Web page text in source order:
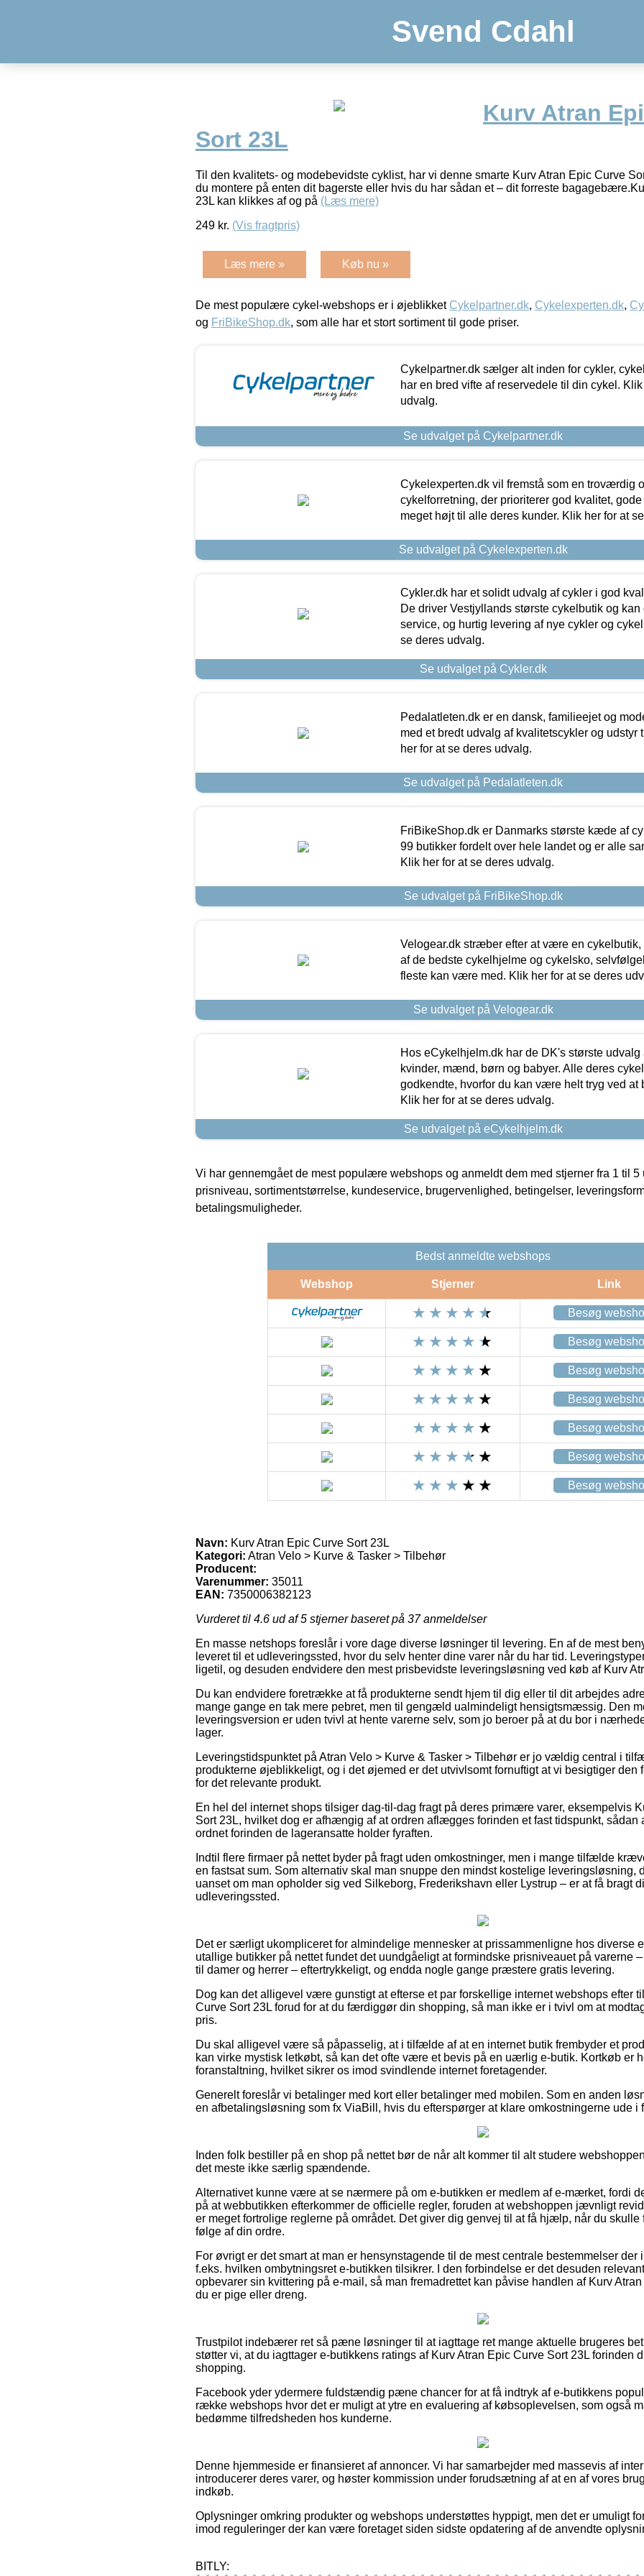
Svend Cdahl
Kurv Atran
Sort 23L
Til den kvalitets- og modebevidste cyklist, har vi denne smarte Kurv Atran Epic Curve
du montere på enten dit bagerste eller hvis du har sådan et – dit forreste
23L kan klikkes af og på (Læs mere)
249 kr. (Vis fragtpris)
Læs mere » Køb nu »
De mest populære cykel-webshops er i øjeblikket Cykelpartner.dk, Cykelexperten.dk,
og FriBikeShop.dk, som alle har et stort sortiment til gode priser.
Cykelpartner.dk sælger alt inden for cykler,
har en bred vifte af reservedele til din cykel.
udvalg.
Se udvalget på Cykelpartner.dk
Cykelexperten.dk vil fremstå som en troværdig
cykelforretning, der prioriterer god kvalitet,
meget højt til alle deres kunder. Klik her for at
Se udvalget på Cykelexperten.dk
Cykler.dk har et solidt udvalg af cykler i god
De driver Vestjyllands største cykelbutik og kan
service, og hurtig levering af nye cykler og
se deres udvalg.
Se udvalget på Cykler.dk
Pedalatleten.dk er en dansk, familieejet og
med et bredt udvalg af kvalitetscykler og udstyr
her for at se deres udvalg.
Se udvalget på Pedalatleten.dk
FriBikeShop.dk er Danmarks største kæde af
99 butikker fordelt over hele landet og er alle
Klik her for at se deres udvalg.
Se udvalget på FriBikeShop.dk
Velogear.dk stræber efter at være en cykelbutik,
af de bedste cykelhjelme og cykelsko,
fleste kan være med. Klik her for at se deres
Se udvalget på Velogear.dk
Hos eCykelhjelm.dk har de DK's største udvalg
kvinder, mænd, børn og babyer. Alle deres
godkendte, hvorfor du kan være helt tryg ved at
Klik her for at se deres udvalg.
Se udvalget på eCykelhjelm.dk
Vi har gennemgået de mest populære webshops og anmeldt dem med stjerner fra 1 til 5
prisniveau, sortimentstørrelse, kundeservice, brugervenlighed, betingelser,
betalingsmuligheder.
Bedst anmeldte webshops
Webshop Stjerner Link
Besøg
Besøg
Besøg
Besøg
Besøg
Besøg
Besøg
Navn: Kurv Atran Epic Curve Sort 23L
Kategori: Atran Velo > Kurve & Tasker > Tilbehør
Producent:
Varenummer: 35011
EAN: 7350006382123
Vurderet til 4.6 ud af 5 stjerner baseret på 37anmeldelser
En masse netshops foreslår i vore dage diverse løsninger til levering. En af de mest
leveret til et udleveringssted, hvor du selv henter dine varer når du har tid.
ligetil, og desuden endvidere den mest prisbevidste leveringsløsning ved køb af Kurv
Du kan endvidere foretrække at få produkterne sendt hjem til dig eller til dit arbejdes
mange gange en tak mere pebret, men til gengæld ualmindeligt hensigtsmæssig. Den
leveringsversion er uden tvivl at hente varerne selv, som jo beroer på at du bor i
lager.
Leveringstidspunktet på Atran Velo > Kurve & Tasker > Tilbehør er jo vældig central i
produkterne øjeblikkeligt, og i det øjemed er det utvivlsomt fornuftigt at vi besigtiger den
for det relevante produkt.
En hel del internet shops tilsiger dag-til-dag fragt på deres primære varer, eksempelvis
Sort 23L, hvilket dog er afhængig af at ordren aflægges forinden et fast tidspunkt, sådan
ordnet forinden de lageransatte holder fyraften.
Indtil flere firmaer på nettet byder på fragt uden omkostninger, men i mange tilfælde
en fastsat sum. Som alternativ skal man snuppe den mindst kostelige leveringsløsning,
uanset om man opholder sig ved Silkeborg, Frederikshavn eller Lystrup – er at få bragt
udleveringssted.
Det er særligt ukompliceret for almindelige mennesker at prissammenligne hos diverse
utallige butikker på nettet fundet det uundgåeligt at formindske prisniveauet på varerne
til damer og herrer – eftertrykkeligt, og endda nogle gange præstere gratis levering.
Dog kan det alligevel være gunstigt at efterse et par forskellige internet webshops efter
Curve Sort 23L forud for at du færdiggør din shopping, så man ikke er i tvivl om at
pris.
Du skal alligevel være så påpasselig, at i tilfælde af at en internet butik frembyder et
kan virke mystisk letkøbt, så kan det ofte være et bevis på en uærlig e-butik. Kortkøb er
foranstaltning, hvilket sikrer os imod svindlende internet foretagender.
Generelt foreslår vi betalinger med kort eller betalinger med mobilen. Som en anden
en afbetalingsløsning som fx ViaBill, hvis du efterspørger at klare omkostningerne ude i
Inden folk bestiller på en shop på nettet bør de når alt kommer til alt studere
det meste ikke særlig spændende.
Alternativet kunne være at se nærmere på om e-butikken er medlem af e-mærket, fordi
på at webbutikken efterkommer de officielle regler, foruden at webshoppen jævnligt
er meget fortrolige reglerne på området. Det giver dig genvej til at få hjælp, når du
følge af din ordre.
For øvrigt er det smart at man er hensynstagende til de mest centrale bestemmelser der
f.eks. hvilken ombytningsret e-butikken tilsikrer. I den forbindelse er det desuden
opbevarer sin kvittering på e-mail, så man fremadrettet kan påvise handlen af Kurv
du er pige eller dreng.
Trustpilot indebærer ret så pæne løsninger til at iagttage ret mange aktuelle brugeres
støtter vi, at du iagttager e-butikkens ratings af Kurv Atran Epic Curve Sort 23L forinden
shopping.
Facebook yder ydermere fuldstændig pæne chancer for at få indtryk af e-butikkens
række webshops hvor det er muligt at ytre en evaluering af købsoplevelsen, som også
bedømme tilfredsheden hos kunderne.
Denne hjemmeside er finansieret af annoncer. Vi har samarbejder med massevis af
introducerer deres varer, og høster kommission under forudsætning af at en af vores
indkøb.
Oplysninger omkring produkter og webshops understøttes hyppigt, men det er umuligt
imod reguleringer der kan være foretaget siden sidste opdatering af de anvendte
BITLY: